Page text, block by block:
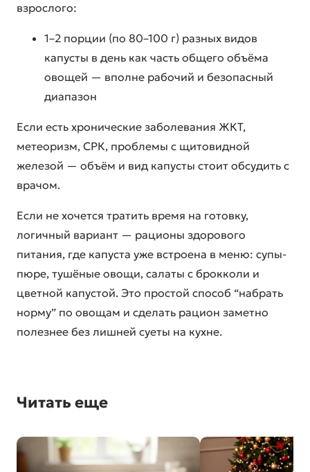
взрослого:
1–2 порции (по 80–100 г) разных видов
капусты в день как часть общего объёма
овощей — вполне рабочий и безопасный
диапазон
Если есть хронические заболевания ЖКТ,
метеоризм, СРК, проблемы с щитовидной
железой — объём и вид капусты стоит обсудить с
врачом.
Если не хочется тратить время на готовку,
логичный вариант — рационы здорового
питания, где капуста уже встроена в меню: супы-
пюре, тушёные овощи, салаты с брокколи и
цветной капустой. Это простой способ “набрать
норму” по овощам и сделать рацион заметно
полезнее без лишней суеты на кухне.
Читать еще